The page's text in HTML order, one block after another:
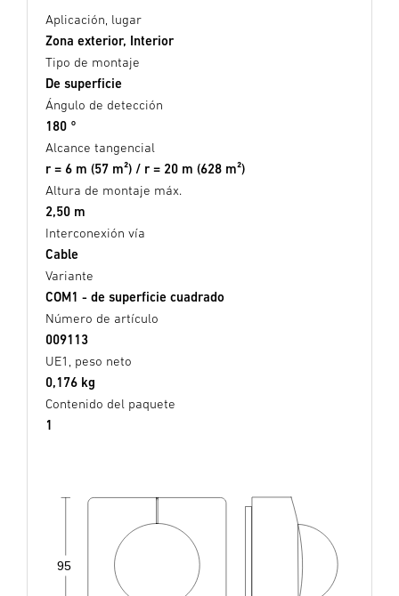
Aplicación, lugar
Zona exterior, Interior
Tipo de montaje
De superficie
Ángulo de detección
180 °
Alcance tangencial
r = 6 m (57 m²) / r = 20 m (628 m²)
Altura de montaje máx.
2,50 m
Interconexión vía
Cable
Variante
COM1 - de superficie cuadrado
Número de artículo
009113
UE1, peso neto
0,176 kg
Contenido del paquete
1
95